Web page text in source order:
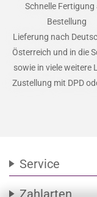
Schnelle Fertigung
Bestellung
Lieferung nach
Österreich und in die
sowie in viele weitere
Zustellung mit DPD
Service
Zahlarten